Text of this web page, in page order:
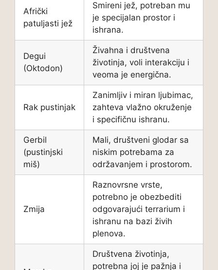
Afrički
patuljasti jež
Smireni jež, potreban mu
je specijalan prostor i
ishrana.
Degui
(Oktodon)
Živahna i društvena
životinja, voli interakciju i
veoma je energična.
Rak pustinjak
Zanimljiv i miran ljubimac,
zahteva vlažno okruženje
i specifičnu ishranu.
Gerbil
(pustinjski
miš)
Mali, društveni glodar sa
niskim potrebama za
održavanjem i prostorom.
Zmija
Raznovrsne vrste,
potrebno je obezbediti
odgovarajući terrarium i
ishranu na bazi živih
plenova.
Društvena životinja,
potrebna joj je pažnja i